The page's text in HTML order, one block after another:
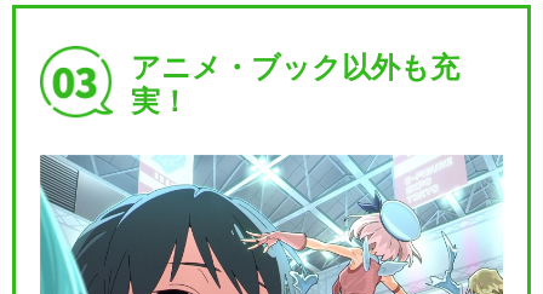
アニメ・ブック以外も充
実！